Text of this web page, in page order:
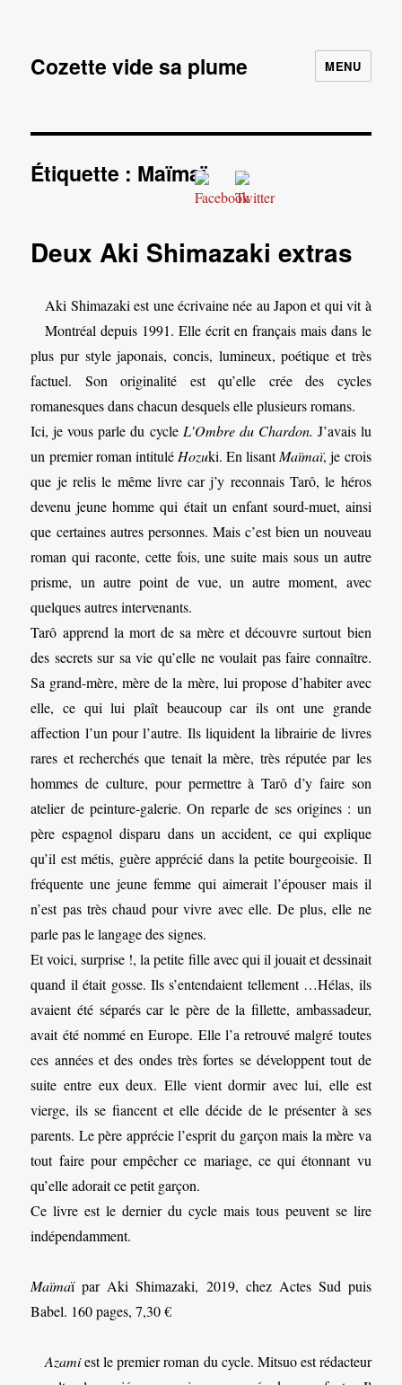
Cozette vide sa plume MENU
Étiquette : Maïmaï
Deux Aki Shimazaki extras
Aki Shimazaki est une écrivaine née au Japon et qui vit à
Montréal depuis 1991. Elle écrit en français mais dans le
plus pur style japonais, concis, lumineux, poétique et très
factuel. Son originalité est qu’elle crée des cycles
romanesques dans chacun desquels elle plusieurs romans.
Ici, je vous parle du cycle L’Ombre du Chardon. J’avais lu
un premier roman intitulé Hozuki. En lisantMaïmaï, je crois
que je relis le même livre car j’y reconnais Tarô, le héros
devenu jeune homme qui était un enfant sourd-muet, ainsi
que certaines autres personnes. Mais c’est bien un nouveau
roman qui raconte, cette fois, une suite mais sous un autre
prisme, un autre point de vue, un autre moment, avec
quelques autres intervenants.
Tarô apprend la mort de sa mère et découvre surtout bien
des secrets sur sa vie qu’elle ne voulait pas faire connaître.
Sa grand-mère, mère de la mère, lui propose d’habiter avec
elle, ce qui lui plaît beaucoup car ils ont une grande
affection l’un pour l’autre. Ils liquident la librairie de livres
rares et recherchés que tenait la mère, très réputée par les
hommes de culture, pour permettre à Tarô d’y faire son
atelier de peinture-galerie. On reparle de ses origines : un
père espagnol disparu dans un accident, ce qui explique
qu’il est métis, guère apprécié dans la petite bourgeoisie. Il
fréquente une jeune femme qui aimerait l’épouser mais il
n’est pas très chaud pour vivre avec elle. De plus, elle ne
parle pas le langage des signes.
Et voici, surprise !, la petite fille avec qui il jouait et dessinait
quand il était gosse. Ils s’entendaient tellement …Hélas, ils
avaient été séparés car le père de la fillette, ambassadeur,
avait été nommé en Europe. Elle l’a retrouvé malgré toutes
ces années et des ondes très fortes se développent tout de
suite entre eux deux. Elle vient dormir avec lui, elle est
vierge, ils se fiancent et elle décide de le présenter à ses
parents. Le père apprécie l’esprit du garçon mais la mère va
tout faire pour empêcher ce mariage, ce qui étonnant vu
qu’elle adorait ce petit garçon.
Ce livre est le dernier du cycle mais tous peuvent se lire
indépendamment.
Maïmaï par Aki Shimazaki, 2019, chez Actes Sud puis
Babel. 160 pages, 7,30 €
Azamiest le premier roman du cycle. Mitsuo est rédacteur